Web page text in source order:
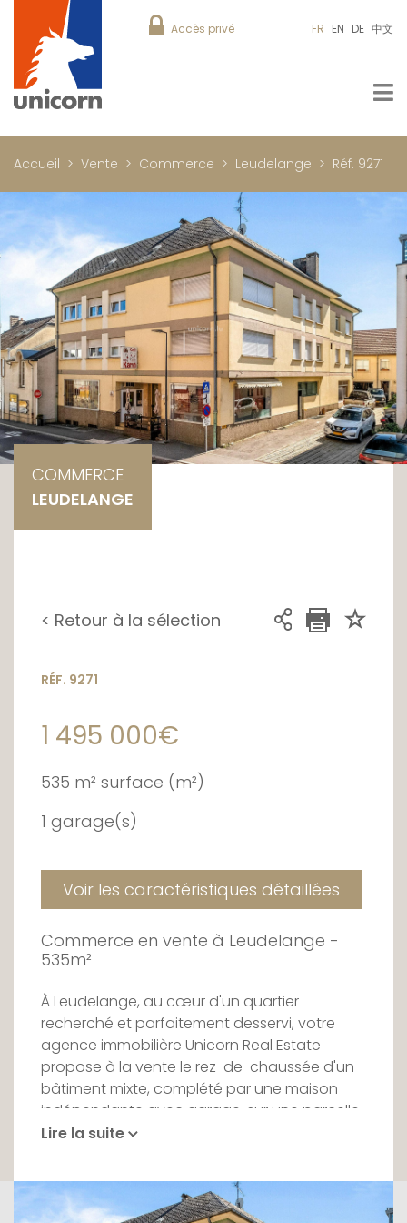
Accès privé FR EN DE 中文
Accueil Vente Commerce Leudelange Réf. 9271
COMMERCE
LEUDELANGE
< Retour à la sélection
RÉF. 9271
1 495 000€
535 m² surface (m²)
1 garage(s)
Voir les caractéristiques détaillées
Commerce en vente à Leudelange -
535m²
À Leudelange, au cœur d'un quartier
recherché et parfaitement desservi, votre
agence immobilière Unicorn Real Estate
propose à la vente le rez-de-chaussée d'un
bâtiment mixte, complété par une maison
indépendante avec garage, sur une parcelle
de plus de 8 ares le long de la rue de
Le rez-de-chaussée commercial, d'une
Lire la suite